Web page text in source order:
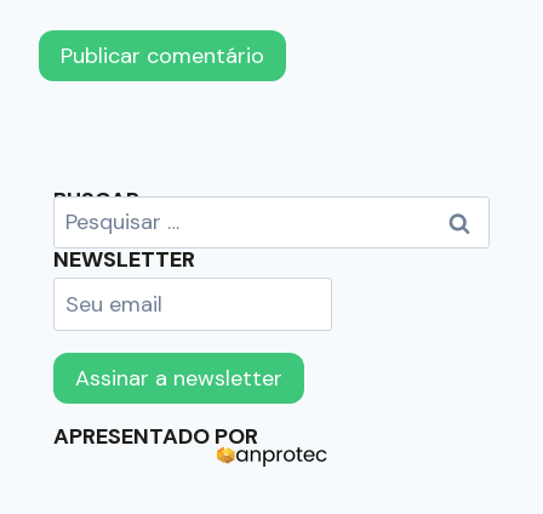
BUSCAR
NEWSLETTER
APRESENTADO POR